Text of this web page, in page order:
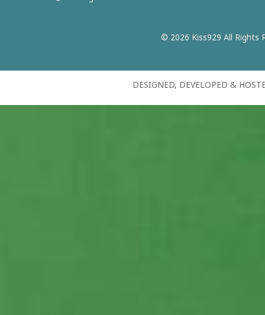
© 2026 Kiss929 All Rights
DESIGNED, DEVELOPED &